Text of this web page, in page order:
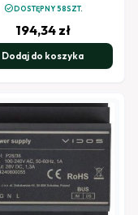
check_circleDOSTĘPNY 58SZT.
194,34 zł
Dodaj do koszyka